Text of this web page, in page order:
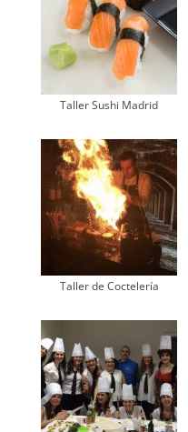
Taller Sushi Madrid
Taller de Coctelería